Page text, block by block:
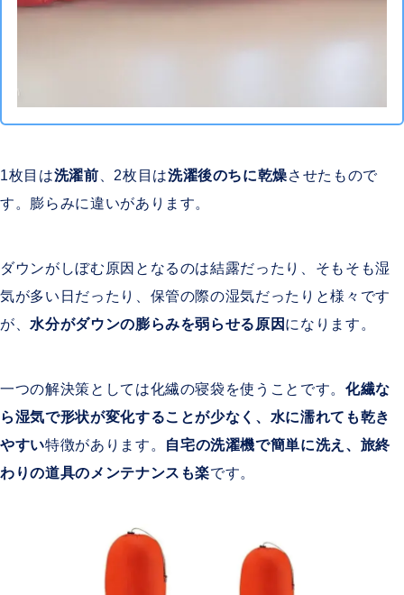
1枚目は洗濯前 、2枚目は洗濯後のちに乾燥させたもので
す。膨らみに違いがあります。
ダウンがしぼむ原因となるのは結露だったり、そもそも湿
気が多い日だったり、保管の際の湿気だったりと様々です
が、 水分がダウンの膨らみを弱らせる原因 になります。
一つの解決策としては化繊の寝袋を使うことです。化繊な
ら湿気で形状が変化することが少なく、水に濡れても乾き
やすい特徴があります。 自宅の洗濯機で簡単に洗え、旅終
わりの道具のメンテナンスも楽です。